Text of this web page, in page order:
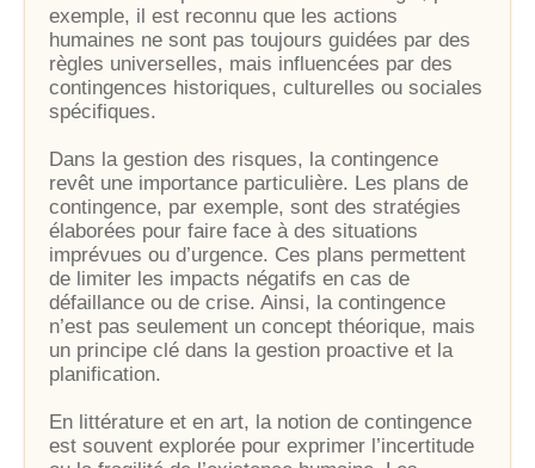
exemple, il est reconnu que les actions
humaines ne sont pas toujours guidées par des
règles universelles, mais influencées par des
contingences historiques, culturelles ou sociales
spécifiques.
Dans la gestion des risques, la contingence
revêt une importance particulière. Les plans de
contingence, par exemple, sont des stratégies
élaborées pour faire face à des situations
imprévues ou d’urgence. Ces plans permettent
de limiter les impacts négatifs en cas de
défaillance ou de crise. Ainsi, la contingence
n’est pas seulement un concept théorique, mais
un principe clé dans la gestion proactive et la
planification.
En littérature et en art, la notion de contingence
est souvent explorée pour exprimer l’incertitude